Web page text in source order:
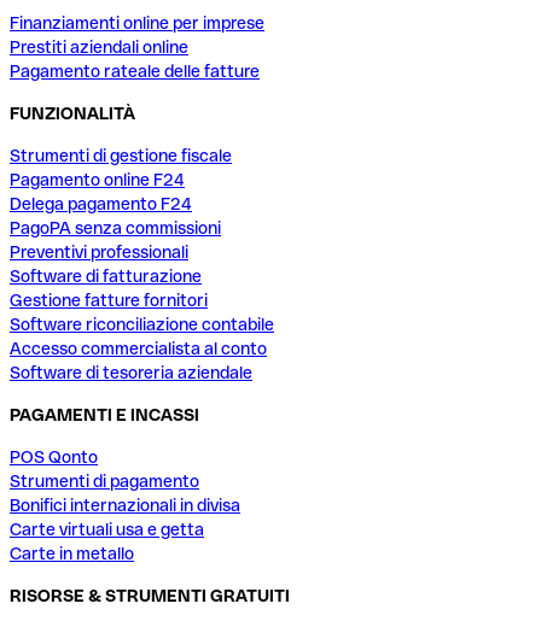
Finanziamenti online per imprese
Prestiti aziendali online
Pagamento rateale delle fatture
FUNZIONALITÀ
Strumenti di gestione fiscale
Pagamento online F24
Delega pagamento F24
PagoPA senza commissioni
Preventivi professionali
Software di fatturazione
Gestione fatture fornitori
Software riconciliazione contabile
Accesso commercialista al conto
Software di tesoreria aziendale
PAGAMENTI E INCASSI
POS Qonto
Strumenti di pagamento
Bonifici internazionali in divisa
Carte virtuali usa e getta
Carte in metallo
RISORSE & STRUMENTI GRATUITI